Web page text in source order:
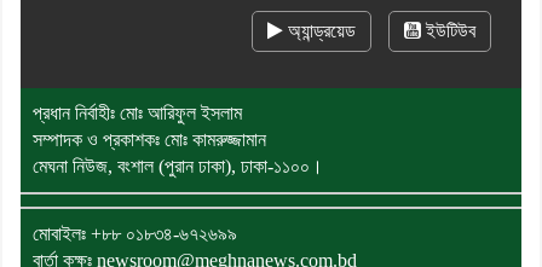
অ্যান্ড্রয়েড ইউটিউব
প্রধান নির্বাহীঃ মোঃ আরিফুল ইসলাম
সম্পাদক ও প্রকাশকঃ মোঃ কামরুজ্জামান
মেঘনা নিউজ, বংশাল (পুরান ঢাকা), ঢাকা-১১০০।
মোবাইলঃ +৮৮ ০১৮৩৪-৬৭২৬৯৯
বার্তা কক্ষঃ newsroom@meghnanews.com.bd